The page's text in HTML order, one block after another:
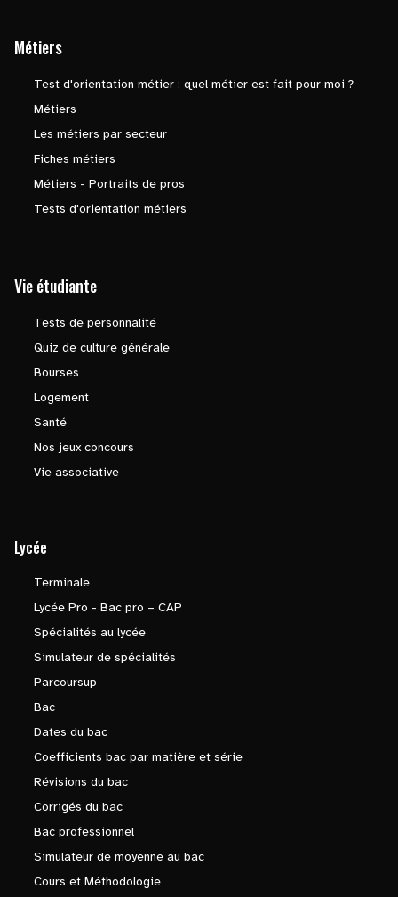
Métiers
Test d'orientation métier : quel métier est fait pour moi ?
Métiers
Les métiers par secteur
Fiches métiers
Métiers - Portraits de pros
Tests d'orientation métiers
Vie étudiante
Tests de personnalité
Quiz de culture générale
Bourses
Logement
Santé
Nos jeux concours
Vie associative
Lycée
Terminale
Lycée Pro - Bac pro – CAP
Spécialités au lycée
Simulateur de spécialités
Parcoursup
Bac
Dates du bac
Coefficients bac par matière et série
Révisions du bac
Corrigés du bac
Bac professionnel
Simulateur de moyenne au bac
Cours et Méthodologie